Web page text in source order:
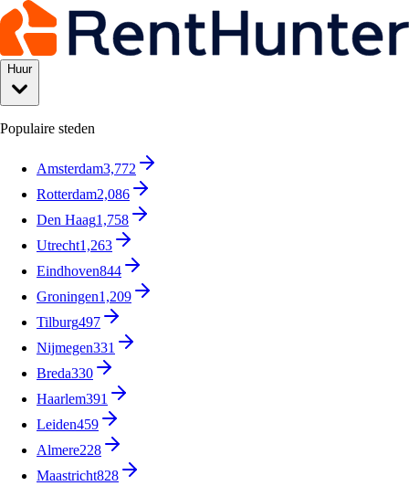
Huur
Populaire steden
Amsterdam3,772
Rotterdam2,086
Den Haag1,758
Utrecht1,263
Eindhoven844
Groningen1,209
Tilburg497
Nijmegen331
Breda330
Haarlem391
Leiden459
Almere228
Maastricht828